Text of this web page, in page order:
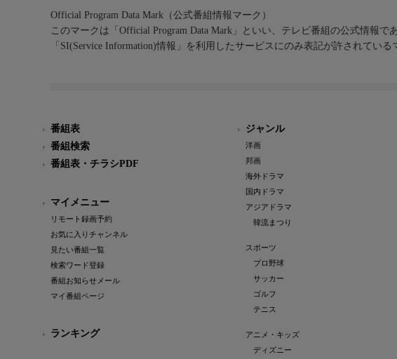
Official Program Data Mark（公式番組情報マーク）
このマークは「Official Program Data Mark」といい、テレビ番組の公式情報で
「SI(Service Information)情報」を利用したサービスにのみ表記が許されている
番組表
番組検索
番組表・チラシPDF
マイメニュー
リモート録画予約
お気に入りチャンネル
見たい番組一覧
検索ワード登録
番組お知らせメール
マイ番組ページ
ランキング
ジャンル
洋画
邦画
海外ドラマ
国内ドラマ
アジアドラマ
韓流まつり
スポーツ
プロ野球
サッカー
ゴルフ
テニス
アニメ・キッズ
ディズニー